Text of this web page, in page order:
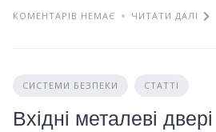
КОМЕНТАРІВ НЕМАЄ
ЧИТАТИ ДАЛІ
СИСТЕМИ БЕЗПЕКИ СТАТТІ
Вхідні металеві